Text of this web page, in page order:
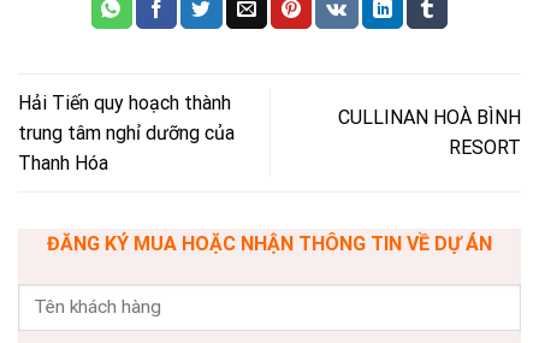
Hải Tiến quy hoạch thành
trung tâm nghỉ dưỡng của
Thanh Hóa
CULLINAN HOÀ BÌNH
RESORT
ĐĂNG KÝ MUA HOẶC NHẬN THÔNG TIN VỀ DỰ ÁN